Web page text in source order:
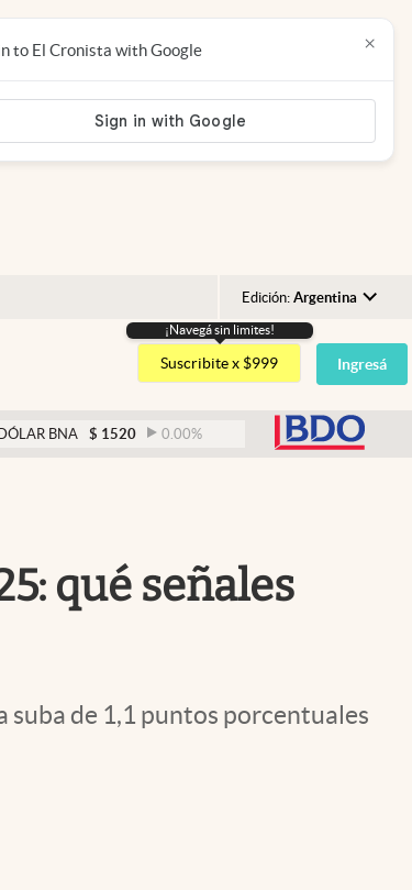
Edición: Argentina
Argentina
España
USA
¡Navegá sin limites!
Suscribite x $999 Ingresá
$ 1520 0.00% DÓLAR BLUE $ 1525
to El Cronista with Google ×
qué señales
suba de 1,1 puntos porcentuales